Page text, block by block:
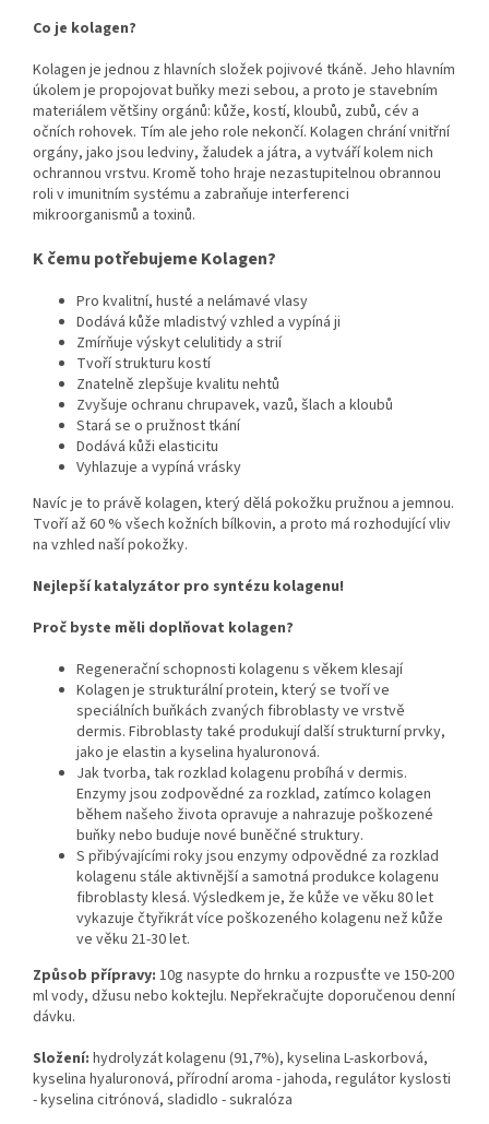
Co je kolagen?
Kolagen je jednou z hlavních složek pojivové tkáně. Jeho hlavním
úkolem je propojovat buňky mezi sebou, a proto je stavebním
materiálem většiny orgánů: kůže, kostí, kloubů, zubů, cév a
očních rohovek. Tím ale jeho role nekončí. Kolagen chrání vnitřní
orgány, jako jsou ledviny, žaludek a játra, a vytváří kolem nich
ochrannou vrstvu. Kromě toho hraje nezastupitelnou obrannou
roli v imunitním systému a zabraňuje interferenci
mikroorganismů a toxinů.
K čemu potřebujeme Kolagen?
Pro kvalitní, husté a nelámavé vlasy
Dodává kůže mladistvý vzhled a vypíná ji
Zmírňuje výskyt celulitidy a strií
Tvoří strukturu kostí
Znatelně zlepšuje kvalitu nehtů
Zvyšuje ochranu chrupavek, vazů, šlach a kloubů
Stará se o pružnost tkání
Dodává kůži elasticitu
Vyhlazuje a vypíná vrásky
Navíc je to právě kolagen, který dělá pokožku pružnou a jemnou.
Tvoří až 60 % všech kožních bílkovin, a proto má rozhodující vliv
na vzhled naší pokožky.
Nejlepší katalyzátor pro syntézu kolagenu!
Proč byste měli doplňovat kolagen?
Regenerační schopnosti kolagenu s věkem klesají
Kolagen je strukturální protein, který se tvoří ve
speciálních buňkách zvaných fibroblasty ve vrstvě
dermis. Fibroblasty také produkují další strukturní prvky,
jako je elastin a kyselina hyaluronová.
Jak tvorba, tak rozklad kolagenu probíhá v dermis.
Enzymy jsou zodpovědné za rozklad, zatímco kolagen
během našeho života opravuje a nahrazuje poškozené
buňky nebo buduje nové buněčné struktury.
S přibývajícími roky jsou enzymy odpovědné za rozklad
kolagenu stále aktivnější a samotná produkce kolagenu
fibroblasty klesá. Výsledkem je, že kůže ve věku 80 let
vykazuje čtyřikrát více poškozeného kolagenu než kůže
ve věku 21-30 let.
Způsob přípravy: 10g nasypte do hrnku a rozpusťte ve 150-200
ml vody, džusu nebo koktejlu. Nepřekračujte doporučenou denní
dávku.
Složení: hydrolyzát kolagenu (91,7%), kyselina L-askorbová,
kyselina hyaluronová, přírodní aroma - jahoda, regulátor kyslosti
- kyselina citrónová, sladidlo - sukralóza